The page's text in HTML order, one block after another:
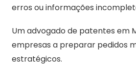
erros ou informações
Um advogado de patentes em
empresas a preparar pedidos
estratégicos.